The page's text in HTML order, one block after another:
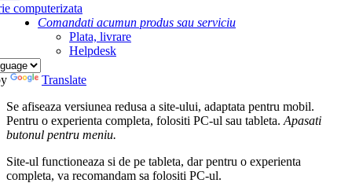
computerizata
Comandati acumun produs sau serviciu
Plata, livrare
Helpdesk
Translate
Se afiseaza versiunea redusa a site-ului, adaptata pentru mobil.
Pentru o experienta completa, folositi PC-ul sau tableta. Apasati
butonul pentru meniu.
Site-ul functioneaza si de pe tableta, dar pentru o experienta
completa, va recomandam sa folositi PC-ul.